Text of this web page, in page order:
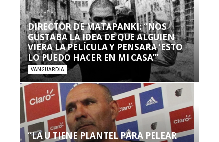
DIRECTOR DE MATAPANKI: “NOS
GUSTABA LA IDEA DE QUE ALGUIEN
VIERA LA PELÍCULA Y PENSARA ‘ESTO
LO PUEDO HACER EN MI CASA’”
VANGUARDIA
“LA U TIENE PLANTEL PARA PELEAR